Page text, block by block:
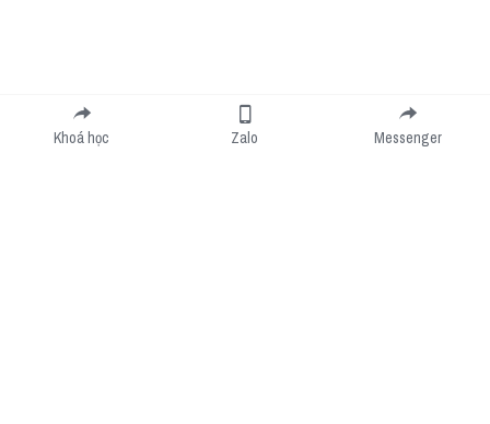
Submit
Khoá học Zalo Messenger